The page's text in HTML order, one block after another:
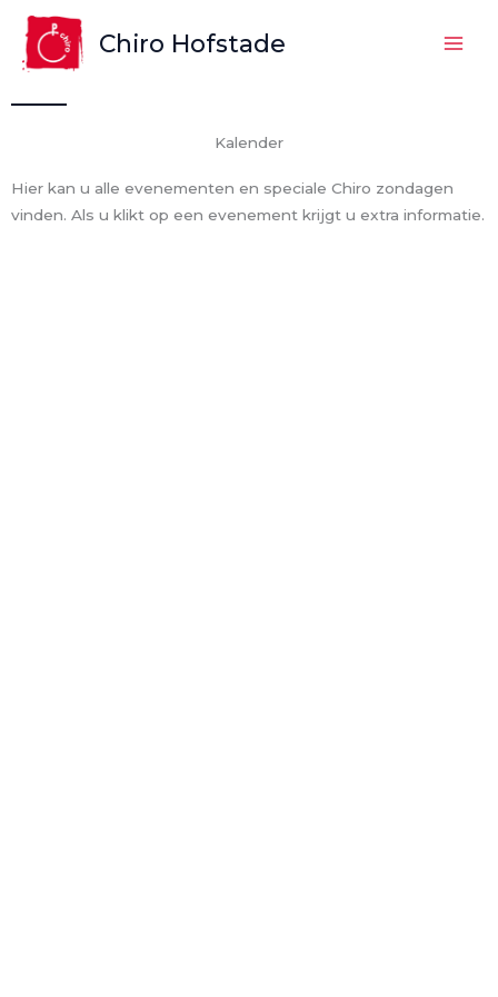
Spring
naar
Chiro Hofstade
Kalender
Hier kan u alle evenementen en speciale Chiro zondagen
vinden. Als u klikt op een evenement krijgt u extra informatie.